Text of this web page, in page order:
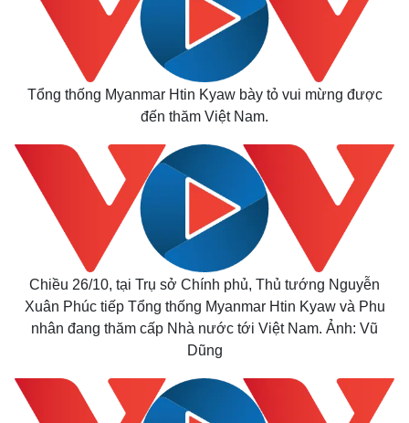
Bất động sản
Khởi nghiệp
Thị trường
Giá vàng
Tiêu dùng
Tỷ giá
Chứng khoán
Giá cà phê
Tổng thống Myanmar Htin Kyaw bày tỏ vui mừng được
đến thăm Việt Nam.
Chiều 26/10, tại Trụ sở Chính phủ, Thủ tướng Nguyễn
Xuân Phúc tiếp Tổng thống Myanmar Htin Kyaw và Phu
nhân đang thăm cấp Nhà nước tới Việt Nam. Ảnh: Vũ
Dũng